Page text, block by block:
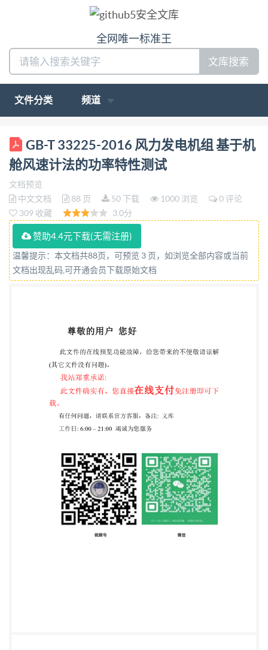
全网唯一标准王
文库搜索
文件分类 频道
ICS 27.180 GB F 11 中华人民共和国国家标准
GB/T33225—2016/IEC61400-12-2:2013 风力发电机
组 基于机舱风速计法的 功率特性测试
Electricityproducingwind turbinesPowerperformance
measurements based on nacelleanemometry (IEC
61400-12-2:2013,Wind turbines—Part 12-2:Power
performance of electricity-producing wind turbines
basedon nacelle anemometry,IDT) 2016-12-13发布
2017-07-01实施 中华人民共和国国家质量监督检验
GB-T 33225-2016 风力发电机组 基于机
舱风速计法的功率特性测试
文档预览
中文文档
88 页 50 下载 1000 浏览
0 评论
309 收藏
3.0分
赞助4.4元下载(无需注册)
温馨提示：本文档共88页，可预览 3 页，如浏览全部内容或当前
文档出现乱码,可开通会员下载原始文档